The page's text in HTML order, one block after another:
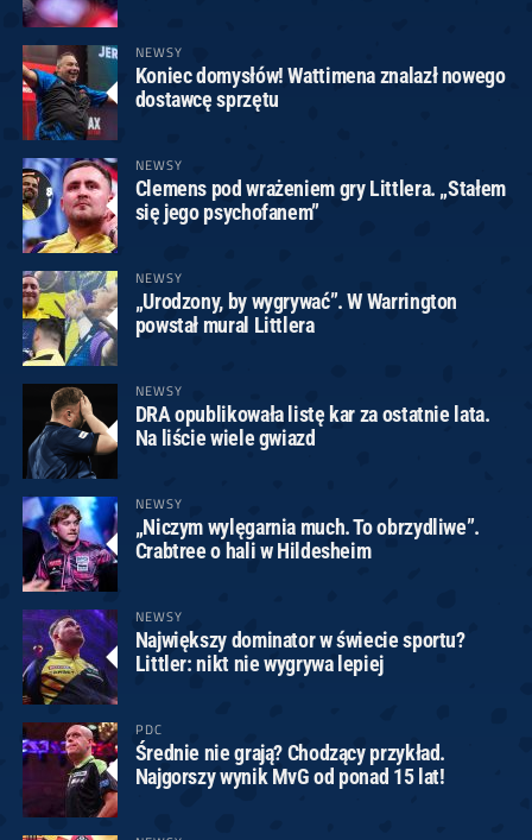
NEWSY
Koniec domysłów! Wattimena znalazł nowego
dostawcę sprzętu
NEWSY
Clemens pod wrażeniem gry Littlera. „Stałem
się jego psychofanem”
NEWSY
„Urodzony, by wygrywać”. W Warrington
powstał mural Littlera
NEWSY
DRA opublikowała listę kar za ostatnie lata.
Na liście wiele gwiazd
NEWSY
„Niczym wylęgarnia much. To obrzydliwe”.
Crabtree o hali w Hildesheim
NEWSY
Największy dominator w świecie sportu?
Littler: nikt nie wygrywa lepiej
PDC
Średnie nie grają? Chodzący przykład.
Najgorszy wynik MvG od ponad 15 lat!